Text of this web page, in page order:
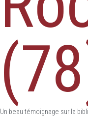
Un beau témoignage sur la